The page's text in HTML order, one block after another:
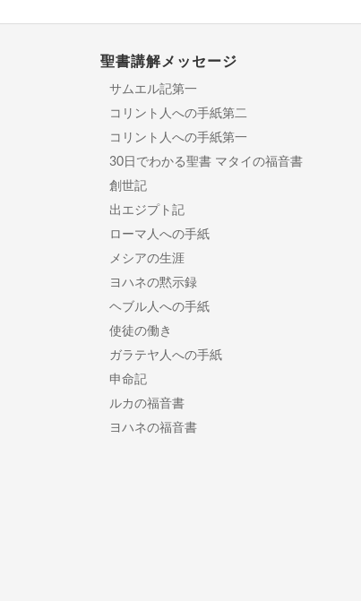
聖書講解メッセージ
サムエル記第一
コリント人への手紙第二
コリント人への手紙第一
30日でわかる聖書 マタイの福音書
創世記
出エジプト記
ローマ人への手紙
メシアの生涯
ヨハネの黙示録
ヘブル人への手紙
使徒の働き
ガラテヤ人への手紙
申命記
ルカの福音書
ヨハネの福音書